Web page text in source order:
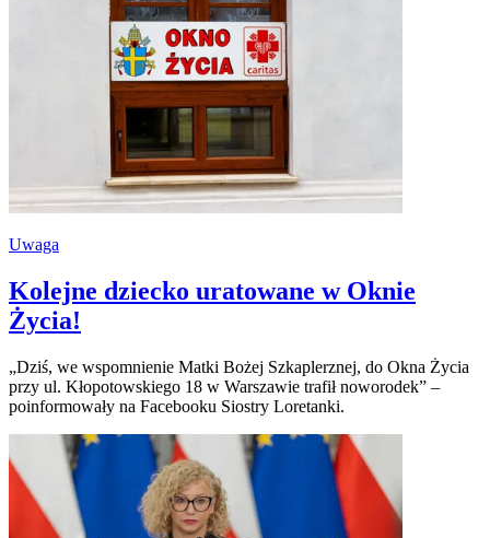
Uwaga
Kolejne dziecko uratowane w Oknie
Życia!
„Dziś, we wspomnienie Matki Bożej Szkaplerznej, do Okna Życia
przy ul. Kłopotowskiego 18 w Warszawie trafił noworodek” –
poinformowały na Facebooku Siostry Loretanki.